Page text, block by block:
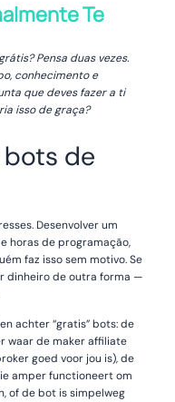
Te
Pensa duas vezes.
conhecimento e
que deves fazer a ti
isso de graça?
de
Desenvolver um
horas de programação,
faz isso sem motivo. Se
dinheiro de outra forma —
achter “gratis” bots: de
waar de maker affiliate
goed voor jou is), de
amper functioneert om
of de bot is simpelweg